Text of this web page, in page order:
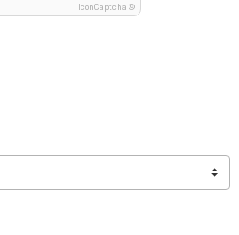
IconCaptcha ©